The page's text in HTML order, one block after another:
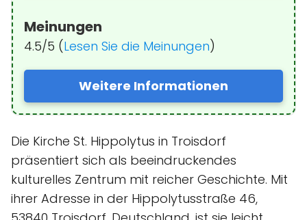
Meinungen
4.5/5 (Lesen Sie die Meinungen)
Weitere Informationen
Die Kirche St. Hippolytus in Troisdorf
präsentiert sich als beeindruckendes
kulturelles Zentrum mit reicher Geschichte. Mit
ihrer Adresse in der Hippolytusstraße 46,